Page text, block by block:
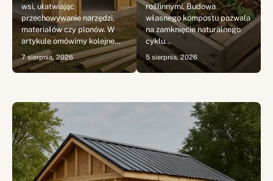
wsi, ułatwiając
przechowywanie narzędzi,
materiałów czy plonów. W
artykule omówimy kolejne…
7 sierpnia, 2026
roślinnymi. Budowa
własnego kompostu pozwala
na zamknięcie naturalnego
cyklu…
5 sierpnia, 2026